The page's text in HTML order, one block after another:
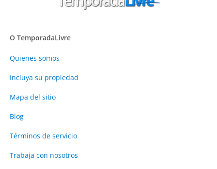
O TemporadaLivre
Quienes somos
Incluya su propiedad
Mapa del sitio
Blog
Términos de servicio
Trabaja con nosotros